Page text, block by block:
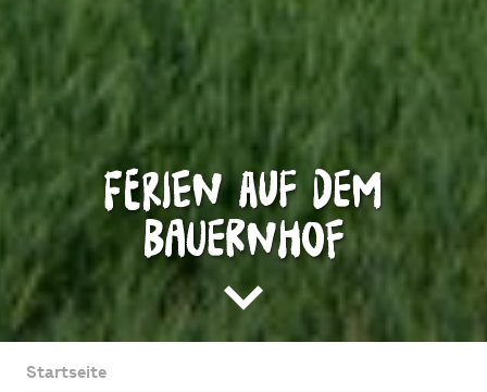
Ferien auf dem
Bauernhof
Startseite